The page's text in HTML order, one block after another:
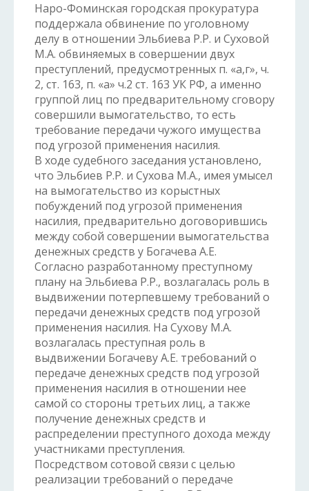
Наро-Фоминская городская прокуратура
поддержала обвинение по уголовному
делу в отношении Эльбиева Р.Р. и Суховой
М.А. обвиняемых в совершении двух
преступлений, предусмотренных п. «а,г», ч.
2, ст. 163, п. «а» ч.2 ст. 163 УК РФ, а именно
группой лиц по предварительному сговору
совершили вымогательство, то есть
требование передачи чужого имущества
под угрозой применения насилия.
В ходе судебного заседания установлено,
что Эльбиев Р.Р. и Сухова М.А., имея умысел
на вымогательство из корыстных
побуждений под угрозой применения
насилия, предварительно договорившись
между собой совершении вымогательства
денежных средств у Богачева А.Е.
Согласно разработанному преступному
плану на Эльбиева Р.Р., возлагалась роль в
выдвижении потерпевшему требований о
передачи денежных средств под угрозой
применения насилия. На Сухову М.А.
возлагалась преступная роль в
выдвижении Богачеву А.Е. требований о
передаче денежных средств под угрозой
применения насилия в отношении нее
самой со стороны третьих лиц, а также
получение денежных средств и
распределении преступного дохода между
участниками преступления.
Посредством сотовой связи с целью
реализации требований о передаче